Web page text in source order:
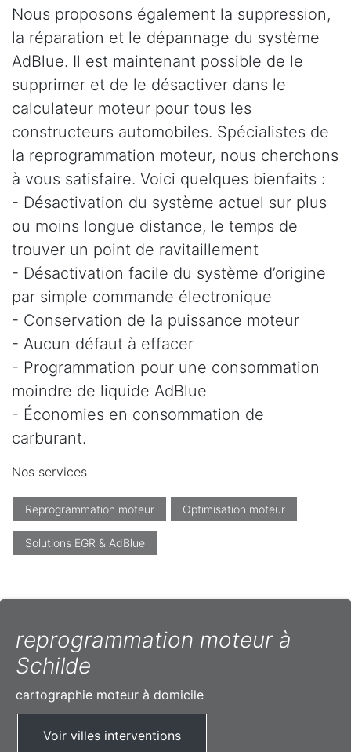
Nous proposons également la suppression,
la réparation et le dépannage du système
AdBlue. Il est maintenant possible de le
supprimer et de le désactiver dans le
calculateur moteur pour tous les
constructeurs automobiles. Spécialistes de
la reprogrammation moteur, nous cherchons
à vous satisfaire. Voici quelques bienfaits :
- Désactivation du système actuel sur plus
ou moins longue distance, le temps de
trouver un point de ravitaillement
- Désactivation facile du système d’origine
par simple commande électronique
- Conservation de la puissance moteur
- Aucun défaut à effacer
- Programmation pour une consommation
moindre de liquide AdBlue
- Économies en consommation de
carburant.
Nos services
Reprogrammation moteur Optimisation moteur
Solutions EGR & AdBlue
reprogrammation moteur à
Schilde
cartographie moteur à domicile
Voir villes interventions